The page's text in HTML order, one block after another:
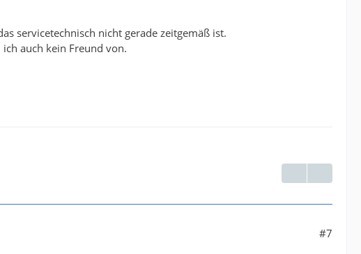
servicetechnisch nicht gerade zeitgemäß ist.
auch kein Freund von.
#7